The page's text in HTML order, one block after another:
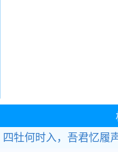
四牡何时入，吾君忆履声